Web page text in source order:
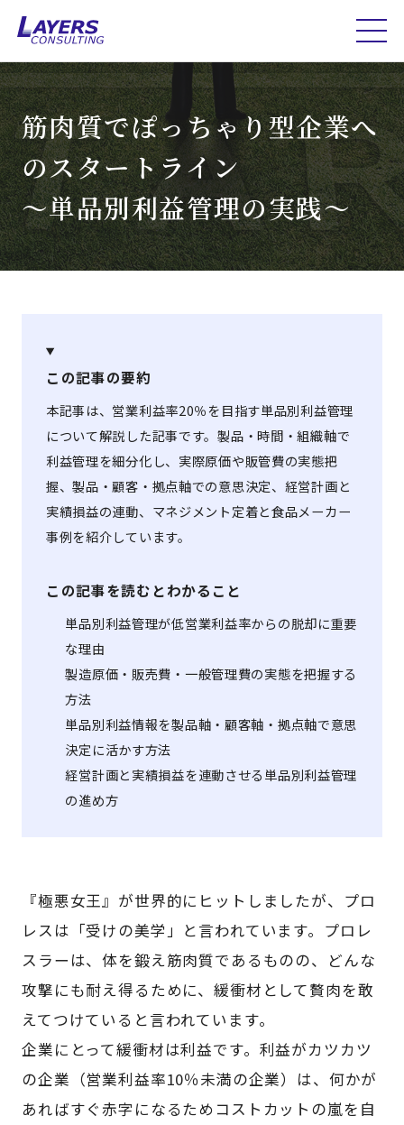
筋肉質でぽっちゃり型企業へ
のスタートライン
～単品別利益管理の実践～
この記事の要約
本記事は、営業利益率20％を目指す単品別利益管理
について解説した記事です。製品・時間・組織軸で
利益管理を細分化し、実際原価や販管費の実態把
握、製品・顧客・拠点軸での意思決定、経営計画と
実績損益の連動、マネジメント定着と食品メーカー
事例を紹介しています。
この記事を読むとわかること
単品別利益管理が低営業利益率からの脱却に重要
な理由
製造原価・販売費・一般管理費の実態を把握する
方法
単品別利益情報を製品軸・顧客軸・拠点軸で意思
決定に活かす方法
経営計画と実績損益を連動させる単品別利益管理
の進め方
『極悪女王』が世界的にヒットしましたが、プロ
レスは「受けの美学」と言われています。プロレ
スラーは、体を鍛え筋肉質であるものの、どんな
攻撃にも耐え得るために、緩衝材として贅肉を敢
えてつけていると言われています。
企業にとって緩衝材は利益です。利益がカツカツ
の企業（営業利益率10％未満の企業）は、何かが
あればすぐ赤字になるためコストカットの嵐を自